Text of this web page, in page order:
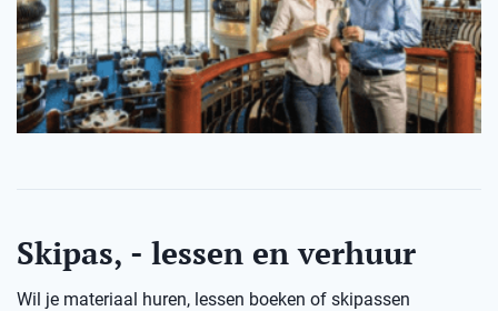
Skipas, - lessen en verhuur
Wil je materiaal huren, lessen boeken of skipassen